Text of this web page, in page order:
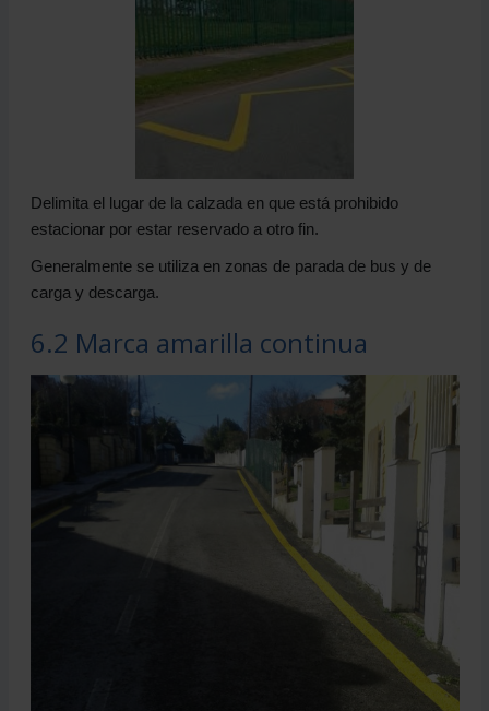
Delimita el lugar de la calzada en que está prohibido
estacionar por estar reservado a otro fin.
Generalmente se utiliza en zonas de parada de bus y de
carga y descarga.
6.2 Marca amarilla continua